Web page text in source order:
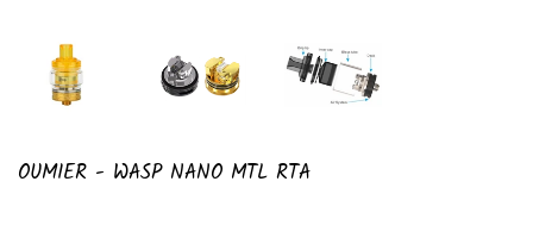
OUMIER - WASP NANO MTL RTA